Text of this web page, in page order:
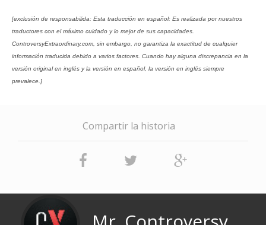
[exclusión de responsabilida: Esta traducción en español: Es realizada por nuestros
traductores con el máximo cuidado y lo mejor de sus capacidades.
ControversyExtraordinary.com, sin embargo, no garantiza la exactitud de cualquier
información traducida debido a varios factores. Cuando hay alguna discrepancia en la
versión original en inglés y la versión en español, la versión en inglés siempre
prevalece.]
Compartir la historia